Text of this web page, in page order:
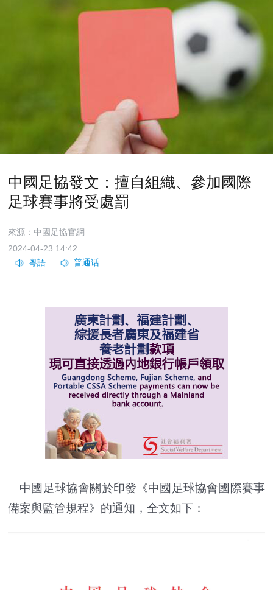
中國足協發文：擅自組織、參加國際
足球賽事將受處罰
來源：中國足協官網
2024-04-23 14:42
中國足球協會關於印發《中國足球協會國際賽事
備案與監管規程》的通知，全文如下：